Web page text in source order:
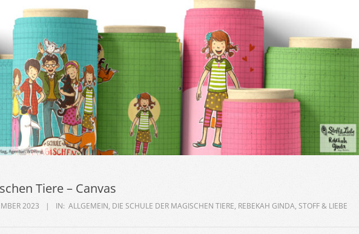
Tiere – Canvas
2023 IN: ALLGEMEIN, DIE SCHULE DER MAGISCHEN TIERE, REBEKAH GINDA, STOFF & LIEBE